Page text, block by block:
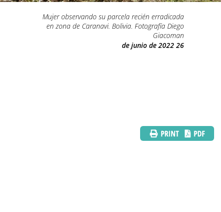
Mujer observando su parcela recién erradicada
en zona de Caranavi. Bolivia. Fotografía Diego
Giacoman
26 de junio de 2022